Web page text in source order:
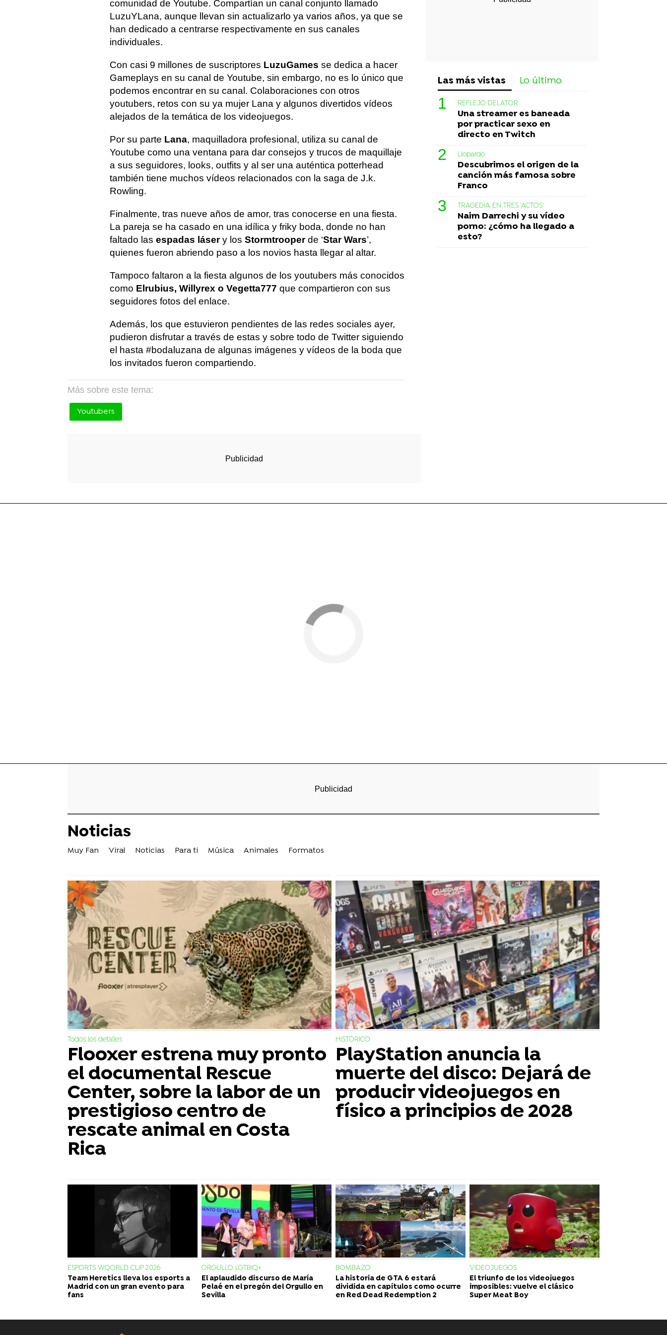
comunidad de Youtube. Compartían un canal conjunto llamado
LuzuYLana, aunque llevan sin actualizarlo ya varios años, ya que se
han dedicado a centrarse respectivamente en sus canales
individuales.
Con casi 9 millones de suscriptores LuzuGames se dedica a hacer
Gameplays en su canal de Youtube, sin embargo, no es lo único que
podemos encontrar en su canal. Colaboraciones con otros
youtubers, retos con su ya mujer Lana y algunos divertidos vídeos
alejados de la temática de los videojuegos.
Por su parte Lana, maquilladora profesional, utiliza su canal de
Youtube como una ventana para dar consejos y trucos de maquillaje
a sus seguidores, looks, outfits y al ser una auténtica potterhead
también tiene muchos vídeos relacionados con la saga de J.k.
Rowling.
Finalmente, tras nueve años de amor, tras conocerse en una fiesta.
La pareja se ha casado en una idílica y friky boda, donde no han
faltado las espadas lásery los Stormtrooperde ‘Star Wars’,
quienes fueron abriendo paso a los novios hasta llegar al altar.
Tampoco faltaron a la fiesta algunos de los youtubers más conocidos
como Elrubius, Willyrex o Vegetta777 que compartieron con sus
seguidores fotos del enlace.
Además, los que estuvieron pendientes de las redes sociales ayer,
pudieron disfrutar a través de estas y sobre todo de Twitter siguiendo
el hasta #bodaluzana de algunas imágenes y vídeos de la boda que
los invitados fueron compartiendo.
Más sobre este tema:
Youtubers
Las más vistas Lo último
REFLEJO DELATOR
Una streamer es baneada
por practicar sexo en
directo en Twitch
Liopardo
Descubrimos el origen de la
canción más famosa sobre
Franco
TRAGEDIA EN TRES 'ACTOS'
Naim Darrechi y su vídeo
porno: ¿cómo ha llegado a
esto?
Noticias
Muy Fan Viral Noticias Para ti Música Animales Formatos
Todos los detalles
Flooxer estrena muy pronto
el documental Rescue
Center, sobre la labor de un
prestigioso centro de
rescate animal en Costa
Rica
HISTÓRICO
PlayStation anuncia la
muerte del disco: Dejará de
producir videojuegos en
físico a principios de 2028
ESPORTS WQORLD CUP 2026
Team Heretics lleva los esports a
Madrid con un gran evento para
fans
ORGULLO LGTBIQ+
El aplaudido discurso de María
Pelaé en el pregón del Orgullo en
Sevilla
BOMBAZO
La historia de GTA 6 estará
dividida en capítulos como ocurre
en Red Dead Redemption 2
VIDEOJUEGOS
El triunfo de los videojuegos
imposibles: vuelve el clásico
Super Meat Boy